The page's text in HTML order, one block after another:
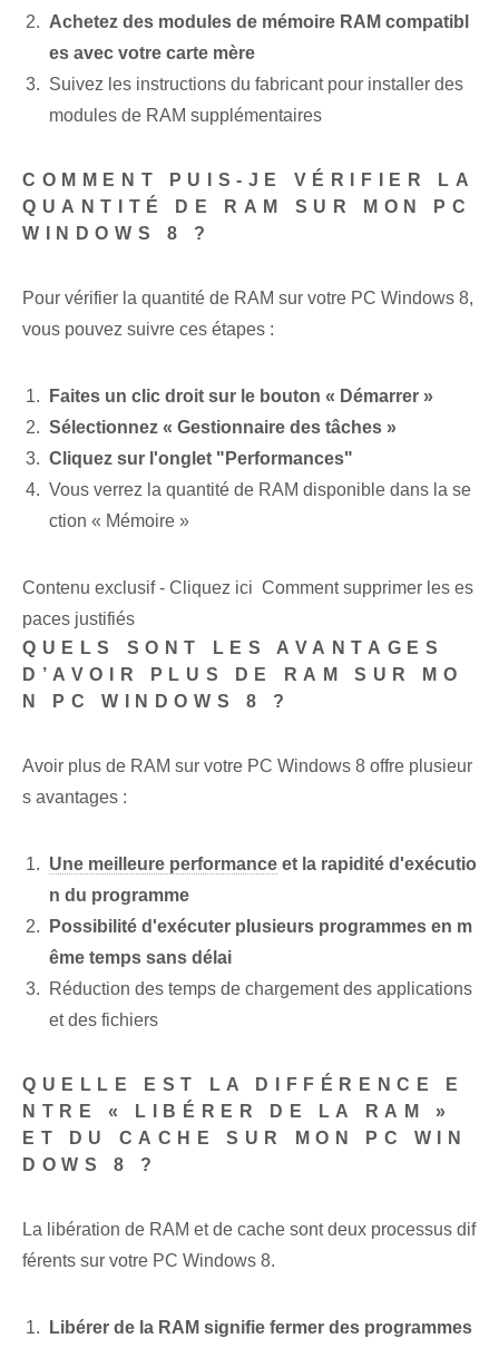
Achetez des modules de mémoire RAM compatibl
es avec votre carte mère
Suivez les instructions du fabricant pour installer des
modules de RAM supplémentaires
COMMENT PUIS-JE VÉRIFIER LA
QUANTITÉ DE RAM SUR MON PC
WINDOWS 8 ?
Pour vérifier la quantité de RAM sur votre PC Windows 8,
vous pouvez suivre ces étapes :
Faites un clic droit sur le bouton « Démarrer »
Sélectionnez « Gestionnaire des tâches »
Cliquez sur l'onglet "Performances"
Vous verrez la quantité de RAM disponible dans⁤ la se
ction « Mémoire »
Contenu exclusif - Cliquez ici Comment supprimer les es
paces justifiés
QUELS SONT LES AVANTAGES
D’AVOIR PLUS DE RAM SUR MO
N PC WINDOWS 8 ?
Avoir plus de RAM sur votre PC Windows 8 offre plusieur
s avantages :
Une meilleure performance et la rapidité d'exécutio
n du programme
Possibilité d'exécuter plusieurs programmes en m
ême temps sans délai
Réduction des temps de chargement des applications⁢
et des fichiers
QUELLE EST LA DIFFÉRENCE E
NTRE « LIBÉRER DE LA RAM »
ET DU CACHE SUR MON PC WIN
DOWS 8 ?
La libération de RAM et de cache sont deux processus dif
férents sur votre PC Windows 8.
Libérer de la RAM signifie fermer des programmes